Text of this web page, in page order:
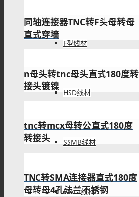
F型线材
HSD线材
SSMB线材
Fakra线材
同轴连接器TNC转F头母转母
直式穿墙
n母头转tnc母头直式180度转
接头镀镍
tnc转mcx母转公直式180度
转接头
TNC转SMA连接器直式180度
母转母4孔法兰不锈钢